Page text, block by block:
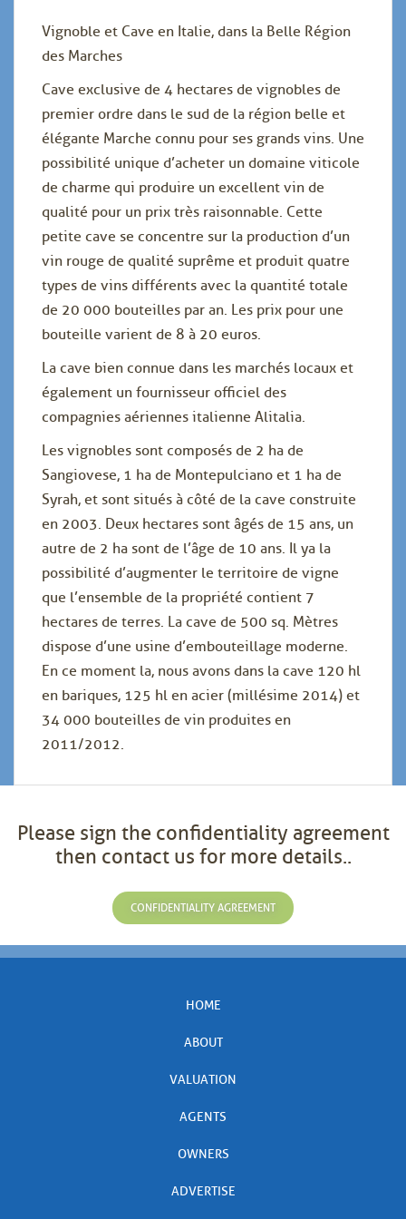
Vignoble et Cave en Italie, dans la Belle Région
des Marches
Cave exclusive de 4 hectares de vignobles de
premier ordre dans le sud de la région belle et
élégante Marche connu pour ses grands vins. Une
possibilité unique d’acheter un domaine viticole
de charme qui produire un excellent vin de
qualité pour un prix très raisonnable. Cette
petite cave se concentre sur la production d’un
vin rouge de qualité suprême et produit quatre
types de vins différents avec la quantité totale
de 20 000 bouteilles par an. Les prix pour une
bouteille varient de 8 à 20 euros.
La cave bien connue dans les marchés locaux et
également un fournisseur officiel des
compagnies aériennes italienne Alitalia.
Les vignobles sont composés de 2 ha de
Sangiovese, 1 ha de Montepulciano et 1 ha de
Syrah, et sont situés à côté de la cave construite
en 2003. Deux hectares sont âgés de 15 ans, un
autre de 2 ha sont de l’âge de 10 ans. Il ya la
possibilité d’augmenter le territoire de vigne
que l’ensemble de la propriété contient 7
hectares de terres. La cave de 500 sq. Mètres
dispose d’une usine d’embouteillage moderne.
En ce moment la, nous avons dans la cave 120 hl
en bariques, 125 hl en acier (millésime 2014) et
34 000 bouteilles de vin produites en
2011/2012.
Please sign the confidentiality agreement
then contact us for more details..
CONFIDENTIALITY AGREEMENT
HOME
ABOUT
VALUATION
AGENTS
OWNERS
ADVERTISE